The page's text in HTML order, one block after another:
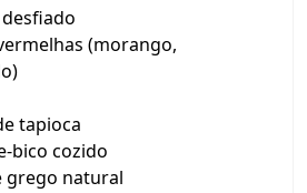
(morango,
tapioca
bico cozido
grego natural